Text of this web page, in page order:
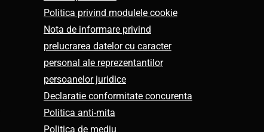
Politica privind modulele cookie
Nota de informare privind
prelucrarea datelor cu caracter
personal ale reprezentantilor
persoanelor juridice
Declaratie conformitate concurenta
Politica anti-mita
Politica de mediu